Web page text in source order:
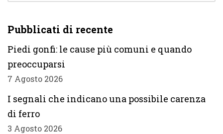
Pubblicati di recente
Piedi gonfi: le cause più comuni e quando
preoccuparsi
7 Agosto 2026
I segnali che indicano una possibile carenza
di ferro
3 Agosto 2026